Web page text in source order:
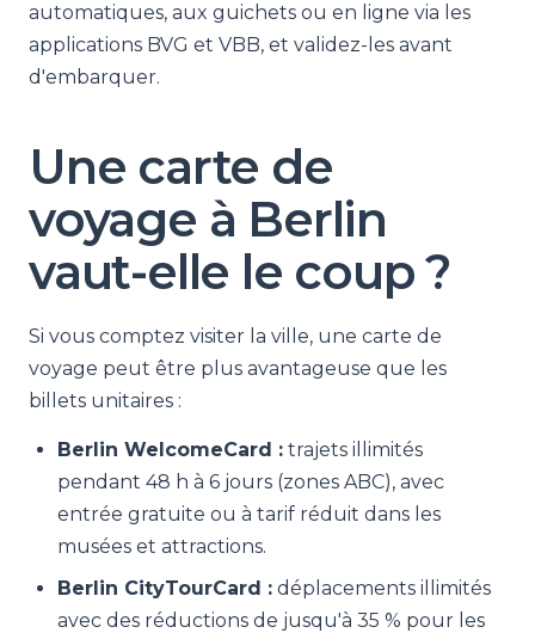
automatiques, aux guichets ou en ligne via les
applications BVG et VBB, et validez-les avant
d'embarquer.
Une carte de
voyage à Berlin
vaut-elle le coup ?
Si vous comptez visiter la ville, une carte de
voyage peut être plus avantageuse que les
billets unitaires :
Berlin WelcomeCard : trajets illimités
pendant 48 h à 6 jours (zones ABC), avec
entrée gratuite ou à tarif réduit dans les
musées et attractions.
Berlin CityTourCard : déplacements illimités
avec des réductions de jusqu'à 35 % pour les